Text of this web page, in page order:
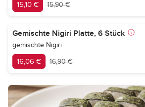
15,10 € 15,90 €
Gemischte Nigiri Platte, 6 Stück
gemischte Nigiri
16,06 € 16,90 €